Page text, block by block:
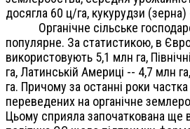
досягла 60 ц/га, кукурудзи
Органічне сільське
популярне. За статистикою, в
використовують 5,1 млн га,
га, Латинській Америці -- 4,7 млн
га. Причому за останні роки
переведених на органічне
Цьому сприяла започаткована ще